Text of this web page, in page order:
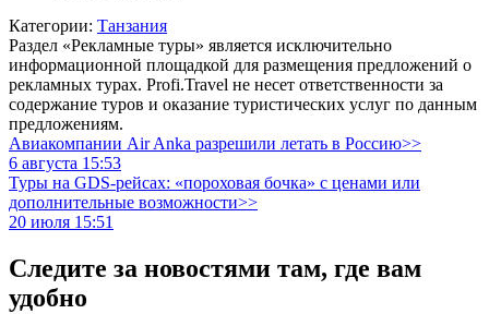
Категории: Танзания
Раздел «Рекламные туры» является исключительно
информационной площадкой для размещения предложений о
рекламных турах. Profi.Travel не несет ответственности за
содержание туров и оказание туристических услуг по данным
предложениям.
Авиакомпании Air Anka разрешили летать в Россию>>
6 августа 15:53
Туры на GDS-рейсах: «пороховая бочка» с ценами или
дополнительные возможности>>
20 июля 15:51
Следите за новостями там, где вам
удобно